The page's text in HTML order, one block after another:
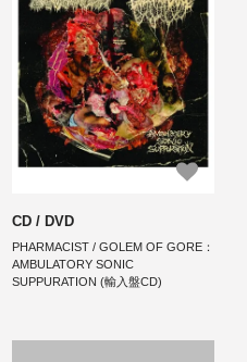
CD / DVD
PHARMACIST / GOLEM OF GORE：
AMBULATORY SONIC
SUPPURATION (輸入盤CD)